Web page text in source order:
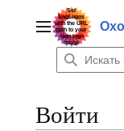
содержаниюГлавное меню
Войти